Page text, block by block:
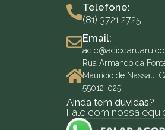
Telefone:
(81) 3721 2725
Email:
Rua Armando da
Maurício de Nassau,
55012-025
Ainda tem dúvidas?
Fale com nossa